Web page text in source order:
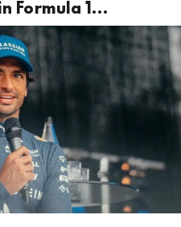
Formula 1…